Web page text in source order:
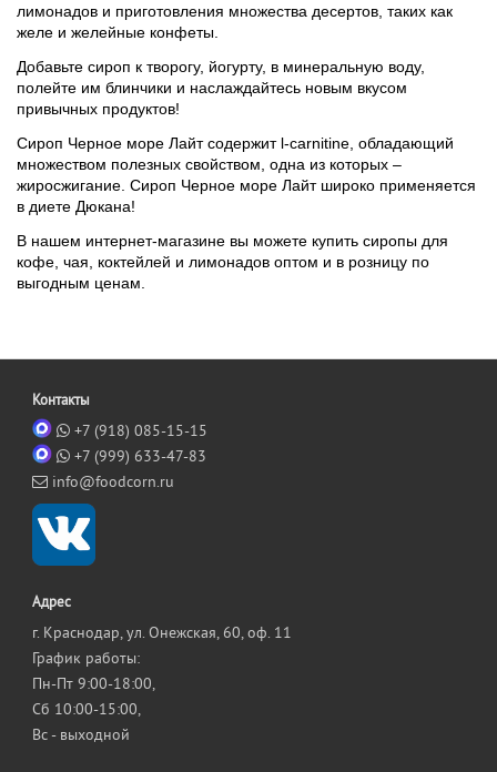
лимонадов и приготовления множества десертов, таких как
желе и желейные конфеты.
Добавьте сироп к творогу, йогурту, в минеральную воду,
полейте им блинчики и наслаждайтесь новым вкусом
привычных продуктов!
Сироп Черное море Лайт содержит l-carnitine, обладающий
множеством полезных свойством, одна из которых –
жиросжигание. Сироп Черное море Лайт широко применяется
в диете Дюкана!
В нашем интернет-магазине вы можете купить сиропы для
кофе, чая, коктейлей и лимонадов оптом и в розницу по
выгодным ценам.
Контакты
+7 (918) 085-15-15
+7 (999) 633-47-83
info@foodcorn.ru
Адрес
г. Краснодар, ул. Онежская, 60, оф. 11
График работы:
Пн-Пт 9:00-18:00,
Сб 10:00-15:00,
Вс - выходной